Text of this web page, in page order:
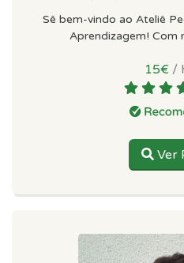
Sê bem-vindo ao Ateliê
Aprendizagem! Com
15€ /
Ver